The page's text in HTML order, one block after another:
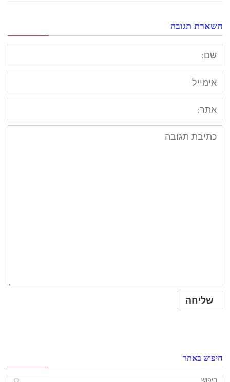
השארת תגובה
חיפוש באתר